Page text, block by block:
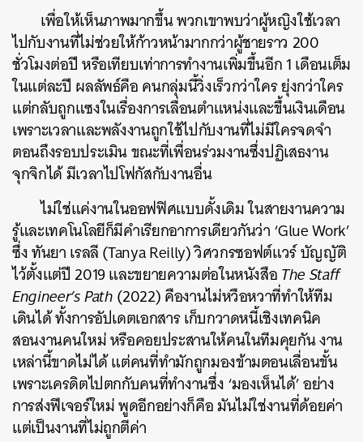
เพื่อให้เห็นภาพมากขึ้น พวกเขาพบว่าผู้หญิงใช้เวลา
ไปกับงานที่ไม่ช่วยให้ก้าวหน้ามากกว่าผู้ชายราว 200
ชั่วโมงต่อปี หรือเทียบเท่าการทำงานเพิ่มขึ้นอีก 1 เดือนเต็ม
ในแต่ละปี ผลลัพธ์คือ คนกลุ่มนี้วิ่งเร็วกว่าใคร ยุ่งกว่าใคร
แต่กลับถูกแซงในเรื่องการเลื่อนตำแหน่งและขึ้นเงินเดือน
เพราะเวลาและพลังงานถูกใช้ไปกับงานที่ไม่มีใครจดจำ
ตอนถึงรอบประเมิน ขณะที่เพื่อนร่วมงานซึ่งปฏิเสธงาน
จุกจิกได้ มีเวลาไปโฟกัสกับงานอื่น
ไม่ใช่แค่งานในออฟฟิศแบบดั้งเดิม ในสายงานความ
รู้และเทคโนโลยีก็มีคำเรียกอาการเดียวกันว่า ‘Glue Work’
ซึ่ง ทันยา เรลลี (Tanya Reilly) วิศวกรซอฟต์แวร์ บัญญัติ
ไว้ตั้งแต่ปี 2019 และขยายความต่อในหนังสือThe Staff
Engineer’s Path(2022) คืองานไม่หวือหวาที่ทำให้ทีม
เดินได้ ทั้งการอัปเดตเอกสาร เก็บกวาดหนี้เชิงเทคนิค
สอนงานคนใหม่ หรือคอยประสานให้คนในทีมคุยกัน งาน
เหล่านี้ขาดไม่ได้ แต่คนที่ทำมักถูกมองข้ามตอนเลื่อนขั้น
เพราะเครดิตไปตกกับคนที่ทำงานซึ่ง ‘มองเห็นได้’ อย่าง
การส่งฟีเจอร์ใหม่ พูดอีกอย่างก็คือ มันไม่ใช่งานที่ด้อยค่า
แต่เป็นงานที่ไม่ถูกตีค่า